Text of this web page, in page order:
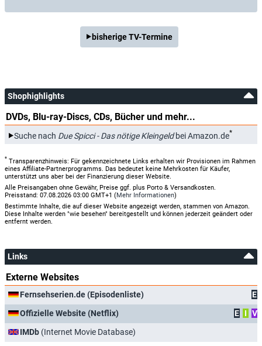
bisherige TV-Termine
Shophighlights
DVDs, Blu-ray-Discs, CDs, Bücher und mehr...
Suche nach Due Spicci - Das nötige Kleingeldbei Amazon.de*
* Transparenzhinweis: Für gekennzeichnete Links erhalten wir Provisionen im Rahmen
eines Affiliate-Partnerprogramms. Das bedeutet keine Mehrkosten für Käufer,
unterstützt uns aber bei der Finanzierung dieser Website.
Alle Preisangaben ohne Gewähr, Preise ggf. plus Porto & Versandkosten.
Preisstand: 07.08.2026 03:00 GMT+1 (Mehr Informationen)
Bestimmte Inhalte, die auf dieser Website angezeigt werden, stammen von Amazon.
Diese Inhalte werden "wie besehen" bereitgestellt und können jederzeit geändert oder
entfernt werden.
Links
Externe Websites
Fernsehserien.de (Episodenliste)
E
Offizielle Website (Netflix)
E I
V
IMDb (Internet Movie Database)